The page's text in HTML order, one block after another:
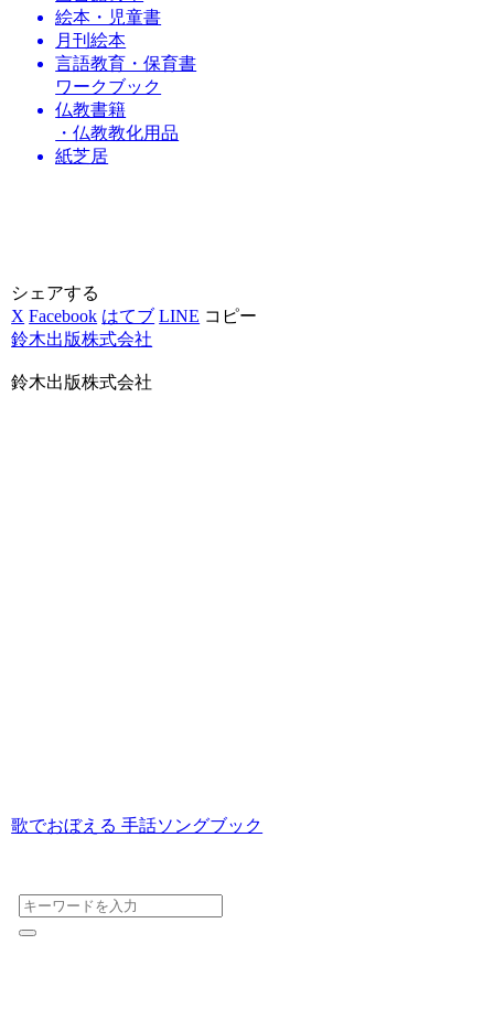
絵本・児童書
月刊絵本
言語教育・保育書
ワークブック
仏教書籍
・仏教教化用品
紙芝居
シェアする
X Facebook はてブ LINE コピー
鈴木出版株式会社
鈴木出版株式会社
歌でおぼえる 手話ソングブック